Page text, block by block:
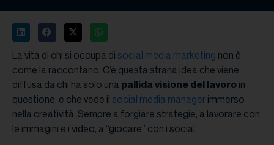
La vita di chi si occupa di social media marketing non è
come la raccontano. C’è questa strana idea che viene
diffusa da chi ha solo una pallida visione del lavoro in
questione, e che vede il social media manager immerso
nella creatività. Sempre a forgiare strategie, a lavorare con
le immagini e i video, a “giocare” con i social.